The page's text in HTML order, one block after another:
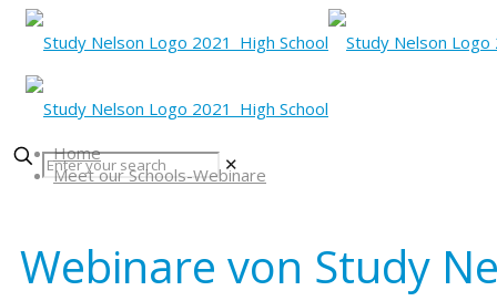
✕
Home
Meet our Schools-Webinare
Webinare von Study